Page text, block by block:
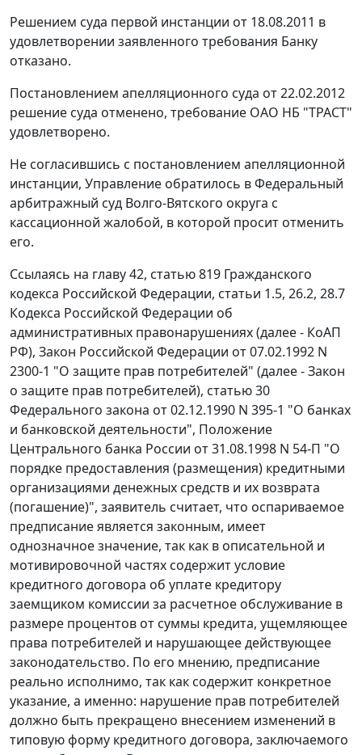
Решением суда первой инстанции от 18.08.2011 в
удовлетворении заявленного требования Банку
отказано.
Постановлением апелляционного суда от 22.02.2012
решение суда отменено, требование ОАО НБ "ТРАСТ"
удовлетворено.
Не согласившись с постановлением апелляционной
инстанции, Управление обратилось в Федеральный
арбитражный суд Волго-Вятского округа с
кассационной жалобой, в которой просит отменить
его.
Ссылаясь на главу 42, статью 819 Гражданского
кодекса Российской Федерации, статьи 1.5, 26.2, 28.7
Кодекса Российской Федерации об
административных правонарушениях (далее - КоАП
РФ), Закон Российской Федерации от 07.02.1992 N
2300-1 "О защите прав потребителей" (далее - Закон
о защите прав потребителей), статью 30
Федерального закона от 02.12.1990 N 395-1 "О банках
и банковской деятельности", Положение
Центрального банка России от 31.08.1998 N 54-П "О
порядке предоставления (размещения) кредитными
организациями денежных средств и их возврата
(погашение)", заявитель считает, что оспариваемое
предписание является законным, имеет
однозначное значение, так как в описательной и
мотивировочной частях содержит условие
кредитного договора об уплате кредитору
заемщиком комиссии за расчетное обслуживание в
размере процентов от суммы кредита, ущемляющее
права потребителей и нарушающее действующее
законодательство. По его мнению, предписание
реально исполнимо, так как содержит конкретное
указание, а именно: нарушение прав потребителей
должно быть прекращено внесением изменений в
типовую форму кредитного договора, заключаемого